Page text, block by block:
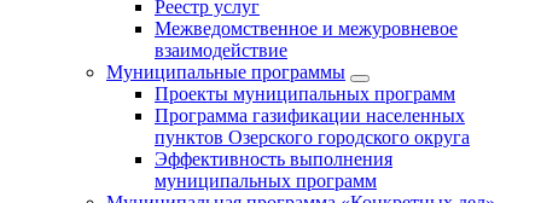
Реестр услуг
Межведомственное и межуровневое
взаимодействие
Муниципальные программы
Проекты муниципальных программ
Программа газификации населенных
пунктов Озерского городского округа
Эффективность выполнения
муниципальных программ